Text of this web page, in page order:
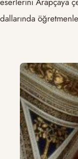
dallarında